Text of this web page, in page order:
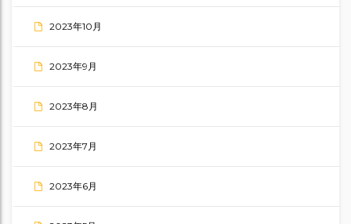
2023年10月
2023年9月
2023年8月
2023年7月
2023年6月